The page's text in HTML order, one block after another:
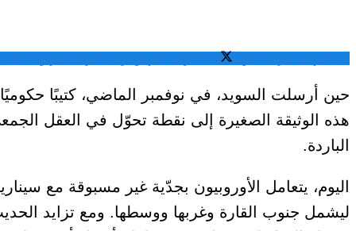
حين أرسلت السويد، في نوفمبر الماضي، كتيبًا
هذه الوثيقة الصغيرة إلى نقطة تحوّل في العقل
الباردة.
اليوم، يتعامل الأوروبيون بجدّية غير مسبوقة مع
ليشمل جنوب القارة وغربها ووسطها. ومع تزايد